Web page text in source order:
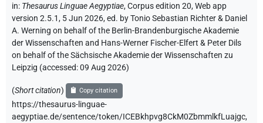
in: Thesaurus Linguae Aegyptiae,Corpus edition 20, Web app
version 2.5.1, 5 Jun 2026, ed. by Tonio Sebastian Richter & Daniel
A. Werning on behalf of the Berlin-Brandenburgische Akademie
der Wissenschaften and Hans-Werner Fischer-Elfert & Peter Dils
on behalf of the Sächsische Akademie der Wissenschaften zu
Leipzig (accessed:09 Aug 2026)
(Short citation) Copy citation
https://thesaurus-linguae-
aegyptiae.de/sentence/token/ICEBkhpvg8CkM0ZbmmlkfLuajgc,